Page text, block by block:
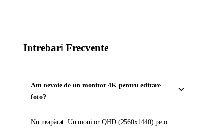
Intrebari Frecvente
Am nevoie de un monitor 4K pentru editare
foto?
Nu neapărat. Un monitor QHD (2560x1440) pe o